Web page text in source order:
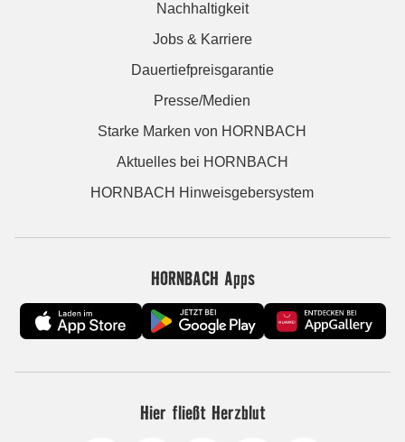
Nachhaltigkeit
Jobs & Karriere
Dauertiefpreisgarantie
Presse/Medien
Starke Marken von HORNBACH
Aktuelles bei HORNBACH
HORNBACH Hinweisgebersystem
HORNBACH Apps
Hier fließt Herzblut